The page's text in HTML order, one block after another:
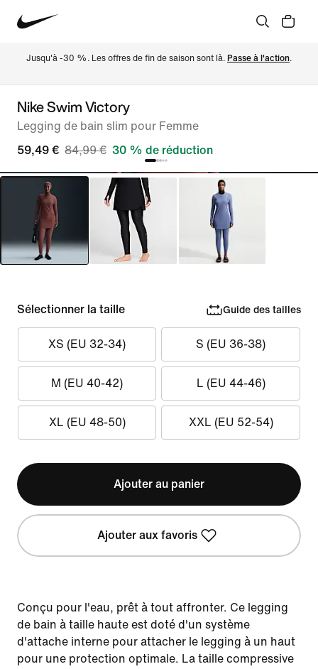
Jusqu'à -30 %. Les offres de fin de saison sont là. Passe à l'action.
Nike Swim Victory
Legging de bain slim pour Femme
59,49 € 84,99 € 30 % de réduction
Sélectionner la taille Guide des tailles
XS (EU 32-34) S (EU 36-38)
M (EU 40-42) L (EU 44-46)
XL (EU 48-50) XXL (EU 52-54)
Ajouter au panier
Ajouter aux favoris
Conçu pour l'eau, prêt à tout affronter. Ce legging
de bain à taille haute est doté d'un système
d'attache interne pour attacher le legging à un haut
pour une protection optimale. La taille compressive